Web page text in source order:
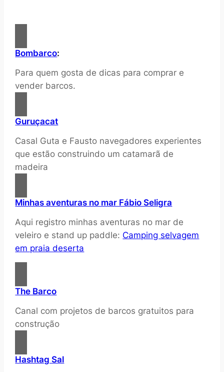
Bombarco:
Para quem gosta de dicas para comprar e
vender barcos.
Guruçacat
Casal Guta e Fausto navegadores experientes
que estão construindo um catamarã de
madeira
Minhas aventuras no mar Fábio Seligra
Aqui registro minhas aventuras no mar de
veleiro e stand up paddle: Camping selvagem
em praia deserta
The Barco
Canal com projetos de barcos gratuitos para
construção
Hashtag Sal